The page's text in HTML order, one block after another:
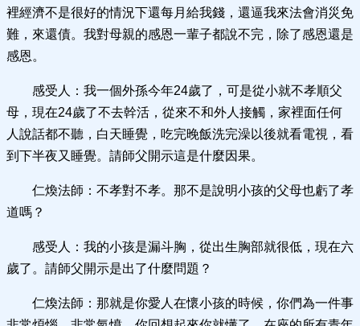
裡經濟不是很好的情況下還每月給我錢，還逼我來法會消災免
難，來還債。我對母親的感恩一輩子都說不完，除了感恩還是
感恩。
感受人：我一個外孫今年24歲了，可是從小就不孝順父
母，現在24歲了不去幹活，從來不和外人接觸，家裡面任何
人說話都不聽，白天睡覺，吃完晚飯洗完澡以後就看電視，看
到下半夜又睡覺。請師父開示這是什麼因果。
仁煥法師：不孝對不孝。那不是說明小孩的父母也虧了孝
道嗎？
感受人：我的小孩是漏斗胸，從出生胸部就很低，現在六
歲了。請師父開示是出了什麼問題？
仁煥法師：那就是你愛人在懷小孩的時候，你們為一件事